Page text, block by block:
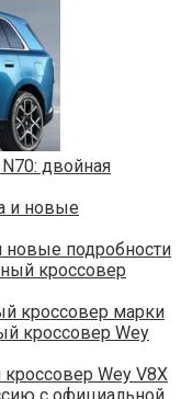
двойная
новые подробности
кроссовер марки
Wey V8X